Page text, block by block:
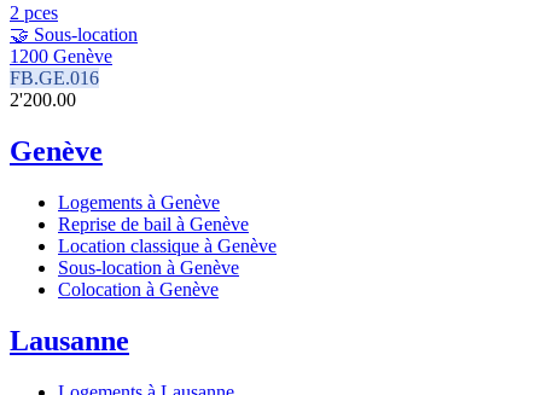
2 pces
🤝 Sous-location
1200 Genève
FB.GE.016
2'200.00
Genève
Logements à Genève
Reprise de bail à Genève
Location classique à Genève
Sous-location à Genève
Colocation à Genève
Lausanne